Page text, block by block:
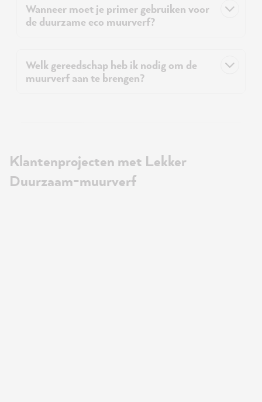
Wanneer moet je primer gebruiken voor
de duurzame eco muurverf?
Welk gereedschap heb ik nodig om de
muurverf aan te brengen?
Klantenprojecten met Lekker
Duurzaam-muurverf